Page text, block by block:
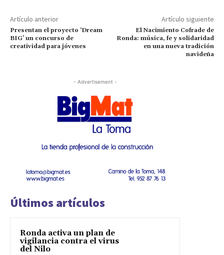
Artículo anterior
Presentan el proyecto ‘Dream
BIG’ un concurso de
creatividad para jóvenes
Artículo siguiente
El Nacimiento Cofrade de
Ronda: música, fe y solidaridad
en una nueva tradición
navideña
- Advertisement -
Últimos artículos
Ronda activa un plan de
vigilancia contra el virus
del Nilo